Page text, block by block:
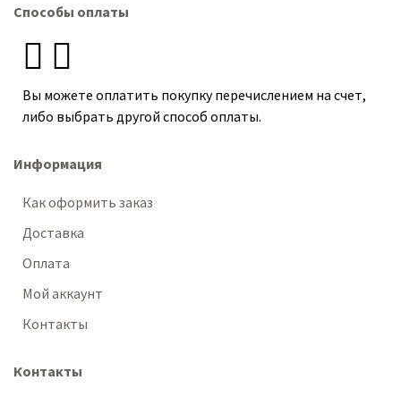
Способы оплаты
Вы можете оплатить покупку перечислением на счет,
либо выбрать другой способ оплаты.
Информация
Как оформить заказ
Доставка
Оплата
Мой аккаунт
Контакты
Контакты